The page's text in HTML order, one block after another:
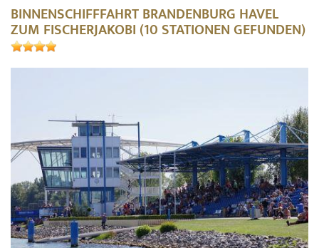
BINNENSCHIFFFAHRT BRANDENBURG HAVEL
ZUM FISCHERJAKOBI (10 STATIONEN GEFUNDEN)